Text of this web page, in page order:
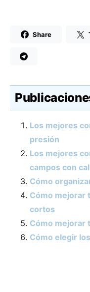
Share
Los mejores
presión
Los mejores
campos con
Cómo
Cómo mejorar
cortos
Cómo mejorar
Cómo elegir